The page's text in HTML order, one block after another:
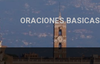
ORACIONES BASICAS